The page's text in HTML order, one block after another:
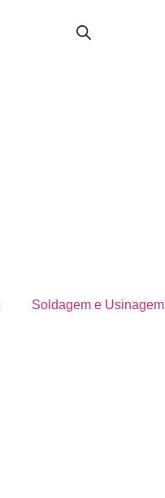
Soldagem e Usinagem